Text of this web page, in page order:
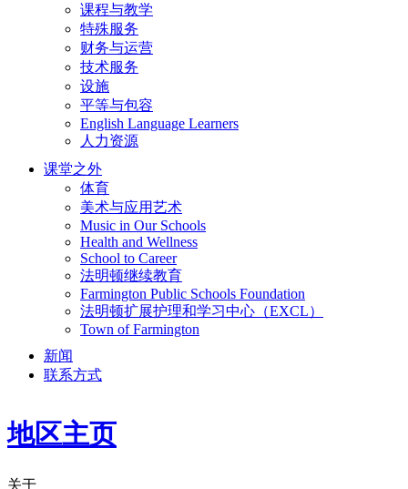
课程与教学
特殊服务
财务与运营
技术服务
设施
平等与包容
English Language Learners
人力资源
课堂之外
体育
美术与应用艺术
Music in Our Schools
Health and Wellness
School to Career
法明顿继续教育
Farmington Public Schools Foundation
法明顿扩展护理和学习中心（EXCL）
Town of Farmington
新闻
联系方式
地区主页
关于